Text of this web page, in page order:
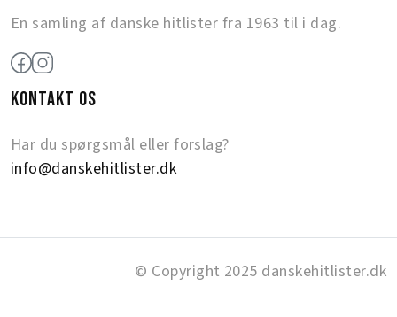
En samling af danske hitlister fra 1963 til i dag.
KONTAKT OS
Har du spørgsmål eller forslag?
info@danskehitlister.dk
© Copyright 2025 danskehitlister.dk